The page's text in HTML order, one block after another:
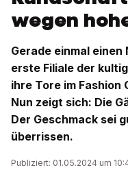
wegen
Gerade einmal
erste Filiale der
ihre Tore im
Nun zeigt sich: Die
Der Geschmack sei
überrissen.
Publiziert: 01.05.2024 um